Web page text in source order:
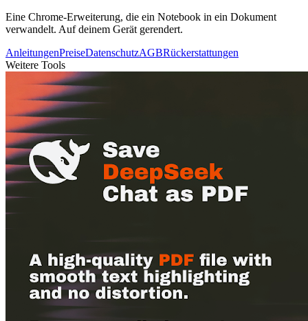
Eine Chrome-Erweiterung, die ein Notebook in ein Dokument
verwandelt. Auf deinem Gerät gerendert.
AnleitungenPreiseDatenschutzAGBRückerstattungen
Weitere Tools